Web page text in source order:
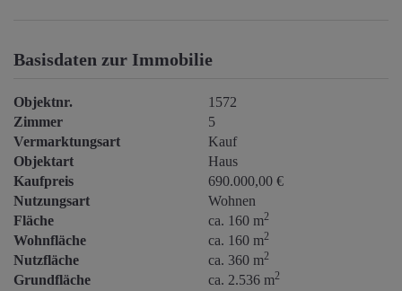
Basisdaten zur Immobilie
Objektnr.
1572
Zimmer
5
Vermarktungsart
Kauf
Objektart
Haus
Kaufpreis
690.000,00 €
Nutzungsart
Wohnen
Fläche
ca. 160 m2
Wohnfläche ca. 160 m2
Nutzfläche ca. 360 m2
Grundfläche ca. 2.536 m2